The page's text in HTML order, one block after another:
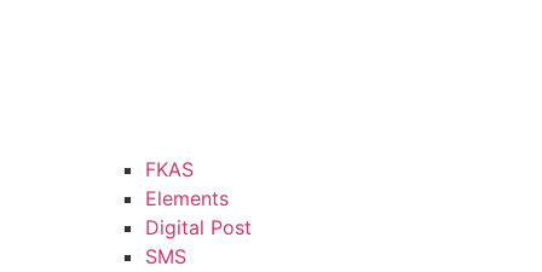
FKAS
Elements
Digital Post
SMS